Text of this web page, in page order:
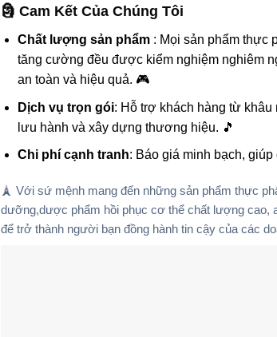
🗿 Cam Kết Của Chúng Tôi
Chất lượng sản phẩm : Mọi sản phẩm thực
tăng cường đều được kiểm nghiệm nghiêm
an toàn và hiệu quả. 🎮
Dịch vụ trọn gói: Hỗ trợ khách hàng từ
lưu hành và xây dựng thương hiệu. 🎵
Chi phí cạnh tranh: Báo giá minh bạch,
🗼 Với sứ mệnh mang đến những sản phẩm thực
dưỡng,dược phẩm hồi phục cơ thể chất lượng cao,
để trở thành người bạn đồng hành tin cậy của các